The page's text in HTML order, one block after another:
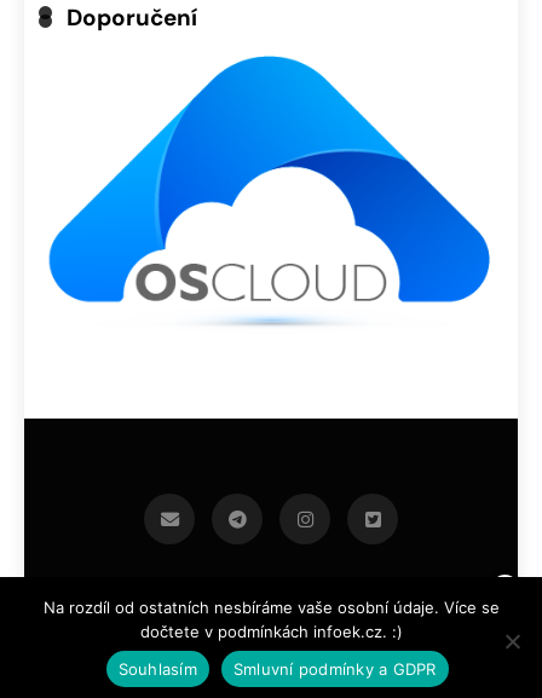
Doporučení
infoek.cz 2026.Developed By BlazeThemes .
Na rozdíl od ostatních nesbíráme vaše osobní údaje. Více se
dočtete v podmínkách infoek.cz. :)
Souhlasím
Smluvní podmínky a GDPR